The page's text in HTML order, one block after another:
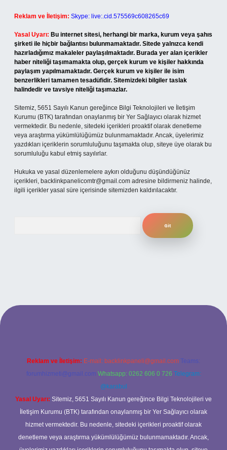
Reklam ve İletişim: Skype: live:.cid.575569c608265c69
Yasal Uyarı: Bu internet sitesi, herhangi bir marka, kurum veya şahıs
şirketi ile hiçbir bağlantısı bulunmamaktadır. Sitede yalnızca kendi
hazırladığımız makaleler paylaşılmaktadır. Burada yer alan içerikler
haber niteliği taşımamakta olup, gerçek kurum ve kişiler hakkında
paylaşım yapılmamaktadır. Gerçek kurum ve kişiler ile isim
benzerlikleri tamamen tesadüfidir. Sitemizdeki bilgiler taslak
halindedir ve tavsiye niteliği taşımazlar.
Sitemiz, 5651 Sayılı Kanun gereğince Bilgi Teknolojileri ve İletişim
Kurumu (BTK) tarafından onaylanmış bir Yer Sağlayıcı olarak hizmet
vermektedir. Bu nedenle, sitedeki içerikleri proaktif olarak denetleme
veya araştırma yükümlülüğümüz bulunmamaktadır. Ancak, üyelerimiz
yazdıkları içeriklerin sorumluluğunu taşımakta olup, siteye üye olarak bu
sorumluluğu kabul etmiş sayılırlar.
Hukuka ve yasal düzenlemelere aykırı olduğunu düşündüğünüz
içerikleri, backlinkpanelicomtr@gmail.com adresine bildirmeniz halinde,
ilgili içerikler yasal süre içerisinde sitemizden kaldırılacaktır.
giriş
Reklam ve İletişim: E-mail: backlinkpaneli@gmail.com Teams:
forumhizmeti@gmail.com Whatsapp: 0262 606 0 726 Telegram:
@karabul
Yasal Uyarı: Sitemiz, 5651 Sayılı Kanun gereğince Bilgi Teknolojileri ve
İletişim Kurumu (BTK) tarafından onaylanmış bir Yer Sağlayıcı olarak
hizmet vermektedir. Bu nedenle, sitedeki içerikleri proaktif olarak
denetleme veya araştırma yükümlülüğümüz bulunmamaktadır. Ancak,